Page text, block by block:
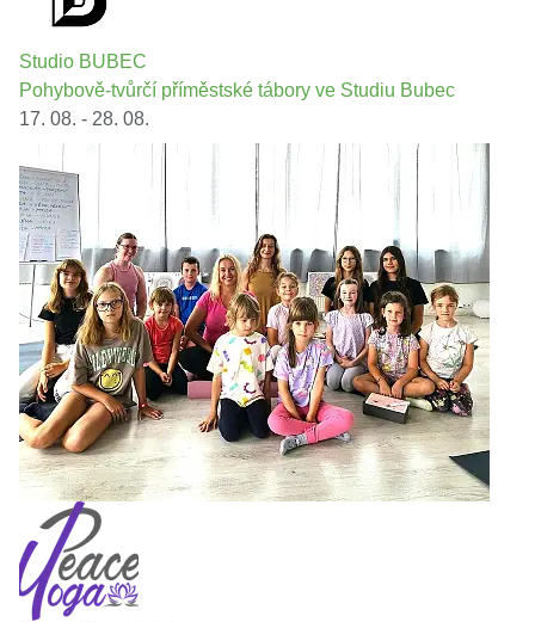
Studio BUBEC
Pohybově-tvůrčí příměstské tábory ve Studiu Bubec
17. 08. - 28. 08.